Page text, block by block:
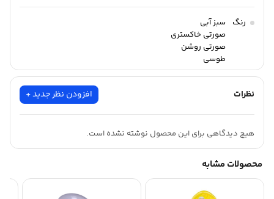
رنگ
سبز آبی
صورتی خاکستری
صورتی روشن
طوسی
نظرات افزودن نظر جدید +
هیچ دیدگاهی برای این محصول نوشته نشده است.
محصولات مشابه